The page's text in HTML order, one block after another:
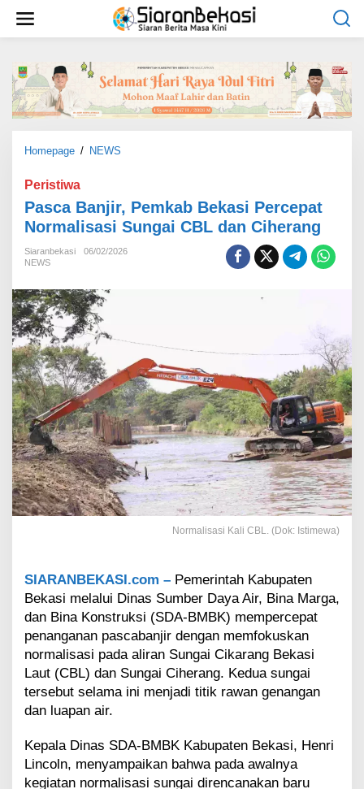
w
Homepage / NEWS
a
B
m
k
a
b
B
e
k
a
s
i
e
p
a
o
r
m
i
s
a
s
Peristiwa
Pasca Banjir, Pemkab Bekasi Percepat
Normalisasi Sungai CBL dan Ciherang
Siaranbekasi
06/02/2026
NEWS
Normalisasi Kali CBL. (Dok: Istimewa)
SIARANBEKASI.com – Pemerintah Kabupaten
Bekasi melalui Dinas Sumber Daya Air, Bina Marga,
dan Bina Konstruksi (SDA-BMBK) mempercepat
penanganan pascabanjir dengan memfokuskan
normalisasi pada aliran Sungai Cikarang Bekasi
Laut (CBL) dan Sungai Ciherang. Kedua sungai
tersebut selama ini menjadi titik rawan genangan
dan luapan air.
Kepala Dinas SDA-BMBK Kabupaten Bekasi, Henri
Lincoln, menyampaikan bahwa pada awalnya
kegiatan normalisasi sungai direncanakan baru